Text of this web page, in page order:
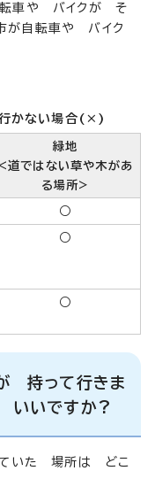
車や バイクが そ
が自転車や バイク
かない場合(×)
緑地
道ではない草や木があ
る場所>
○
○
○
持って行きま
いいですか?
いた 場所は どこ